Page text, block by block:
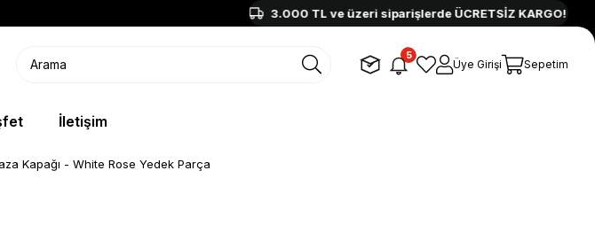
3.000 TL ve üzeri siparişlerde ÜCRETSİZ KARGO!
5
Üye Girişi Sepetim
İletişim
Kapağı - White Rose Yedek Parça